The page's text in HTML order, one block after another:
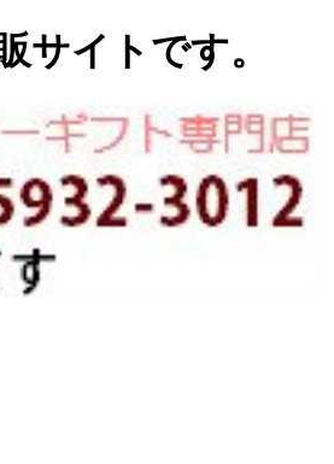
サイトです。